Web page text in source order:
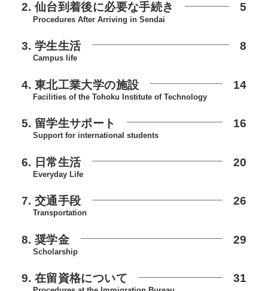
2. 仙台到着後に必要な手続き
Procedures After Arriving in Sendai
5
3. 学生生活
Campus life
8
4. 東北工業大学の施設
Facilities of the Tohoku Institute of Technology
14
5. 留学生サポート
Support for international students
16
6. 日常生活
Everyday Life
20
7. 交通手段
Transportation
26
8. 奨学金
Scholarship
29
9. 在留資格について 31